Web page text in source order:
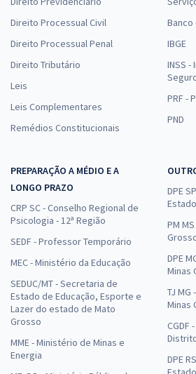
Cargos de Nível
R$19,99
Economize R$ 59,98
à vista
R$
Economize R$ 95,76
Comprar
Prefeitura de Uberlândia - MG -
Cargo de Fiscal Sanitário/Alimentos
à vista
Economize R$ 76,56
Direito Processual Civil
Direito Processual Penal
Direito Tributário
Leis
Leis Complementares
Remédios Constitucionais
Banco
IBGE
INSS
PRF -
PND
PREPARAÇÃO A MÉDIO E A
LONGO PRAZO
CRP SC - Conselho Regional de
Psicologia - 12ª Região
SEDF - Professor Temporário
MEC - Ministério da Educação
SEDUC/MT - Secretaria de
Estado de Educação, Esporte e
Lazer do estado de Mato
Grosso
MME - Ministério de Minas e
Energia
DPE
PM
DPE
Minas
TJ
Minas
CGDF
DPE